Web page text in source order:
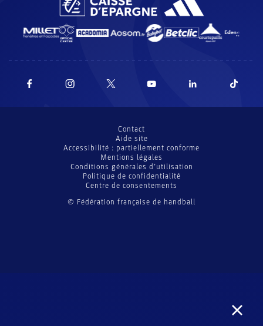
© Fédération française de handball
Contact
Aide site
Accessibilité : partiellement conforme
Mentions légales
Conditions générales d’utilisation
Politique de confidentialité
Centre de consentements